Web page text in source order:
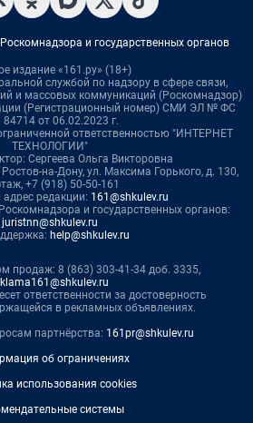
и государственных органов
издание «161.ру» (18+)
службой по надзору в сфере связи,
и массовых коммуникаций (Роскомнадзор)
(Регистрационный номер) СМИ ЭЛ № ФС
84714 от 06.02.2023 г.
ответственностью "ИНТЕРНЕТ
ТЕХНОЛОГИИ"
Сергеева Ольга Викторовна
на-Дону, ул. Максима Горького, д. 130,
+7 (918) 50-50-161
редакции: 161@shkulev.ru
и государственных органов:
juristnn@shkulev.ru
help@shkulev.ru
продаж: 8 (863) 303-41-34 доб. 3335,
ответственности за достоверность
в рекламных объявлениях.
партнёрства: 161pr@shkulev.ru
об ограничениях
использования cookies
системы